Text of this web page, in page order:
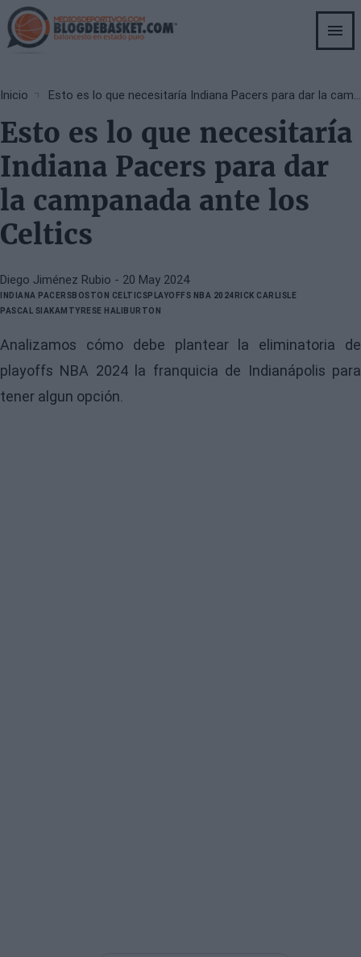
Skip
to
main
Breadcrumb
Inicio Esto es lo que necesitaría Indiana Pacers para dar la campanada ante los Celtics
Esto es lo que necesitaría
Indiana Pacers para dar
la campanada ante los
Celtics
Diego Jiménez Rubio - 20 May 2024
INDIANA PACERSBOSTON CELTICSPLAYOFFS NBA 2024RICK CARLISLE
PASCAL SIAKAM TYRESE HALIBURTON
Analizamos cómo debe plantear la eliminatoria de
playoffs NBA 2024 la franquicia de Indianápolis para
tener algun opción.